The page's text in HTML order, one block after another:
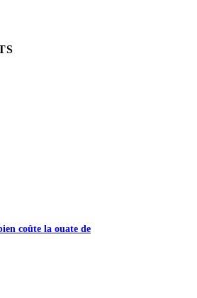
coûte la ouate de